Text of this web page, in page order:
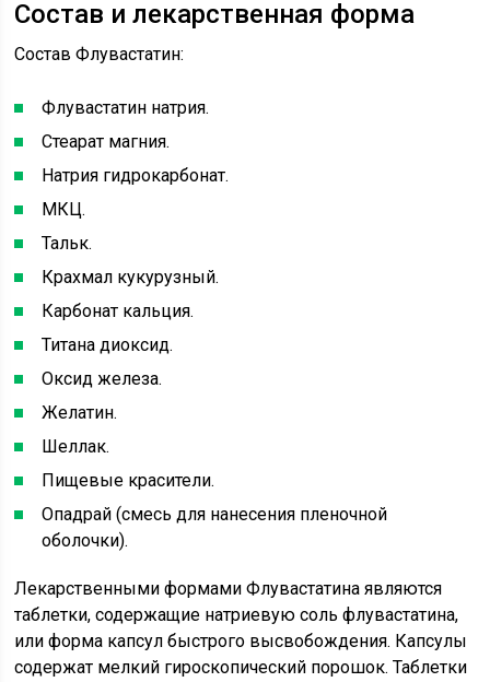
Состав и лекарственная форма
Состав Флувастатин:
Флувастатин натрия.
Стеарат магния.
Натрия гидрокарбонат.
МКЦ.
Тальк.
Крахмал кукурузный.
Карбонат кальция.
Титана диоксид.
Оксид железа.
Желатин.
Шеллак.
Пищевые красители.
Опадрай (смесь для нанесения пленочной
оболочки).
Лекарственными формами Флувастатина являются
таблетки, содержащие натриевую соль флувастатина,
или форма капсул быстрого высвобождения. Капсулы
содержат мелкий гироскопический порошок. Таблетки